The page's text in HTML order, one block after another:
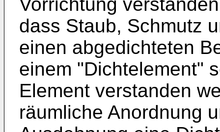
dass Staub, Schmutz
einen abgedichteten
einem "Dichtelement"
Element verstanden
räumliche Anordnung